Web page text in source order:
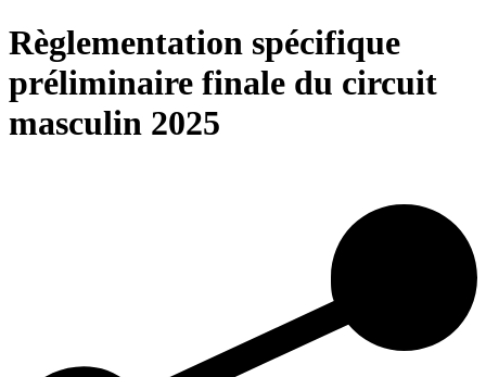
Règlementation spécifique
préliminaire finale du circuit
masculin 2025